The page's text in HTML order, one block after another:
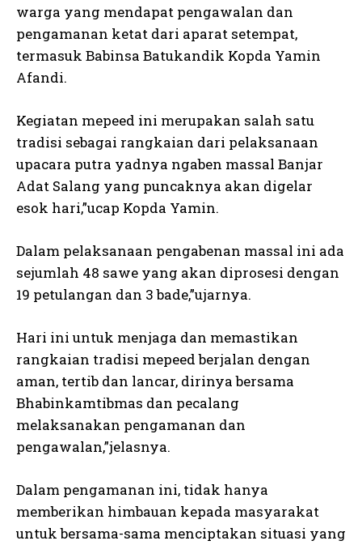
warga yang mendapat pengawalan dan
pengamanan ketat dari aparat setempat,
termasuk Babinsa Batukandik Kopda Yamin
Afandi.
Kegiatan mepeed ini merupakan salah satu
tradisi sebagai rangkaian dari pelaksanaan
upacara putra yadnya ngaben massal Banjar
Adat Salang yang puncaknya akan digelar
esok hari,”ucap Kopda Yamin.
Dalam pelaksanaan pengabenan massal ini ada
sejumlah 48 sawe yang akan diprosesi dengan
19 petulangan dan 3 bade,”ujarnya.
Hari ini untuk menjaga dan memastikan
rangkaian tradisi mepeed berjalan dengan
aman, tertib dan lancar, dirinya bersama
Bhabinkamtibmas dan pecalang
melaksanakan pengamanan dan
pengawalan,”jelasnya.
Dalam pengamanan ini, tidak hanya
memberikan himbauan kepada masyarakat
untuk bersama-sama menciptakan situasi yang